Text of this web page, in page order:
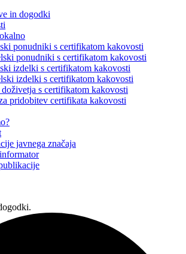
in dogodki
ponudniki s certifikatom kakovosti
ponudniki s certifikatom kakovosti
izdelki s certifikatom kakovosti
izdelki s certifikatom kakovosti
doživetja s certifikatom kakovosti
pridobitev certifikata kakovosti
javnega značaja